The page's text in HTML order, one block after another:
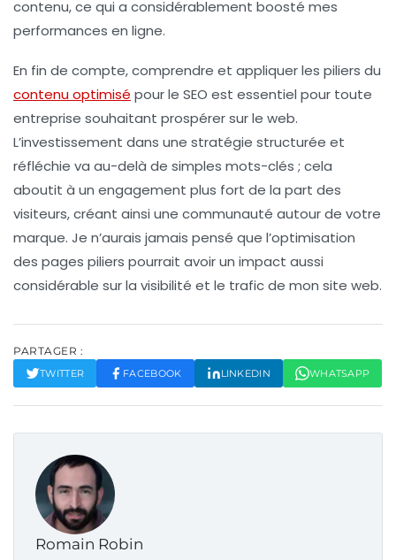
contenu, ce qui a considérablement boosté mes
performances en ligne.
En fin de compte, comprendre et appliquer les piliers du
contenu optimisé pour le SEO est essentiel pour toute
entreprise souhaitant prospérer sur le web.
L’investissement dans une stratégie structurée et
réfléchie va au-delà de simples mots-clés ; cela
aboutit à un engagement plus fort de la part des
visiteurs, créant ainsi une communauté autour de votre
marque. Je n’aurais jamais pensé que l’optimisation
des pages piliers pourrait avoir un impact aussi
considérable sur la visibilité et le traficde mon site web.
PARTAGER :
TWITTER FACEBOOK LINKEDIN WHATSAPP
Romain Robin